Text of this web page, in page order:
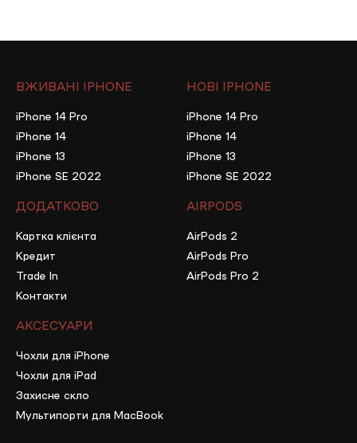
ВЖИВАНІ IPHONE
iPhone 14 Pro
iPhone 14
iPhone 13
iPhone SE 2022
НОВІ IPHONE
iPhone 14 Pro
iPhone 14
iPhone 13
iPhone SE 2022
ДОДАТКОВО
Картка клієнта
Кредит
Trade In
Контакти
AIRPODS
AirPods 2
AirPods Pro
AirPods Pro 2
АКСЕСУАРИ
Чохли для iPhone
Чохли для iPad
Захисне скло
Мультипорти для MacBook